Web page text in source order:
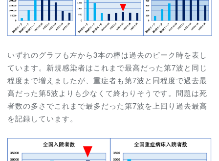
いずれのグラフも左から3本の棒は過去のピーク時を表し
ています。新規感染者はこれまで最高だった第7波と同じ
程度まで増えましたが、重症者も第7波と同程度で過去最
高だった第5波よりも少なくて終わりそうです。問題は死
者数の多さでこれまで最多だった第7波を上回り過去最高
を記録しています。